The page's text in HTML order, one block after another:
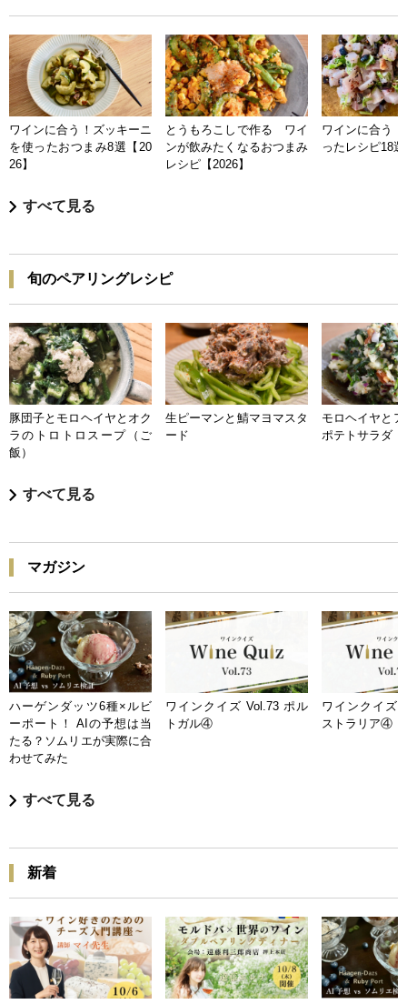
ワインに合う！ズッキーニ
を使ったおつまみ8選【20
26】
とうもろこしで作る ワイ
ンが飲みたくなるおつまみ
レシピ【2026】
ワインに合う
ったレシピ18
すべて見る
旬のペアリングレシピ
豚団子とモロヘイヤとオク
ラのトロトロスープ（ご
飯）
生ピーマンと鯖マヨマスタ
ード
モロヘイヤと
ポテトサラダ
すべて見る
マガジン
ハーゲンダッツ6種×ルビ
ーポート！ AIの予想は当
たる？ソムリエが実際に合
わせてみた
ワインクイズ Vol.73 ポル
トガル④
ワインクイズ
ストラリア④
すべて見る
新着